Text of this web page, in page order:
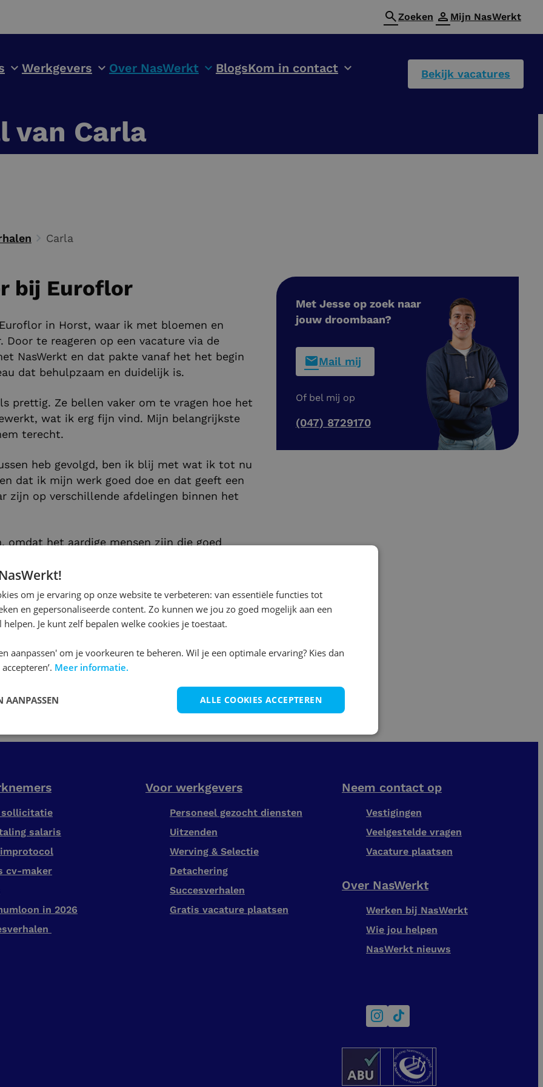
Zoeken Mijn NasWerkt
Werkgevers Over NasWerkt BlogsKom in contact Bekijk vacatures
van Carla
Carla
bij Euroflor
in Horst, waar ik met bloemen en
te reageren op een vacature via de
NasWerkt en dat pakte vanaf het het begin
dat behulpzaam en duidelijk is.
prettig. Ze bellen vaker om te vragen hoe het
wat ik erg fijn vind. Mijn belangrijkste
terecht.
heb gevolgd, ben ik blij met wat ik tot nu
dat ik mijn werk goed doe en dat geeft een
zijn op verschillende afdelingen binnen het
omdat het aardige mensen zijn die goed
Ze doen hun best om alles zo goed
Check hier de
Met Jesse op zoek naar
jouw droombaan?
Mail mij
Of bel mij op
(047) 8729170
sollicitatie
salaris
cv-maker
in 2026
Voor werkgevers
Personeel gezocht diensten
Uitzenden
Werving & Selectie
Detachering
Succesverhalen
Gratis vacature plaatsen
Neem contact op
Vestigingen
Veelgestelde vragen
Vacature plaatsen
Over NasWerkt
Werken bij NasWerkt
Wie jou helpen
NasWerkt nieuws
om je ervaring op onze website te verbeteren: van essentiële functies tot
en gepersonaliseerde content. Zo kunnen we jou zo goed mogelijk aan een
helpen. Je kunt zelf bepalen welke cookies je toestaat.
aanpassen' om je voorkeuren te beheren. Wil je een optimale ervaring? Kies dan
Meer informatie.
ALLE COOKIES ACCEPTEREN
AANPASSEN